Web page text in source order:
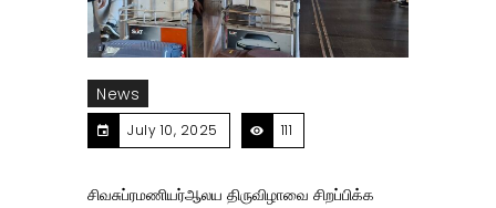
News
July 10, 2025 111
சிவசுப்ரமணியர்ஆலய திருவிழாவை சிறப்பிக்க